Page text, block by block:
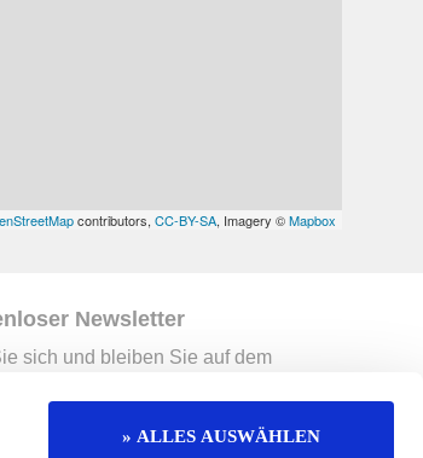
» ALLES AUSWÄHLEN
contributors, CC-BY-SA, Imagery ©Mapbox
Newsletter
sich und bleiben Sie auf dem